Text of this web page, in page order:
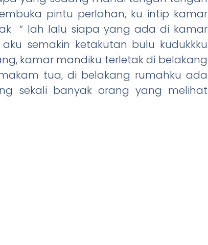
pintu perlahan, ku intip kamar
“ lah lalu siapa yang ada di kamar
semakin ketakutan bulu kudukkku
kamar mandiku terletak di belakang
tua, di belakang rumahku ada
sekali banyak orang yang melihat